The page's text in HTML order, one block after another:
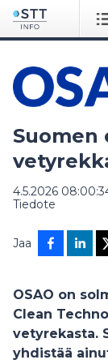
Suomen
4.5.2026
Tiedote
Jaa
OSAO on
Clean
vetyrekasta.
yhdistää